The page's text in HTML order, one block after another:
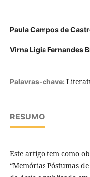
Paula Campos de
Virna Ligia Fernandes
Palavras-chave:
RESUMO
Este artigo tem como
“Memórias Póstumas